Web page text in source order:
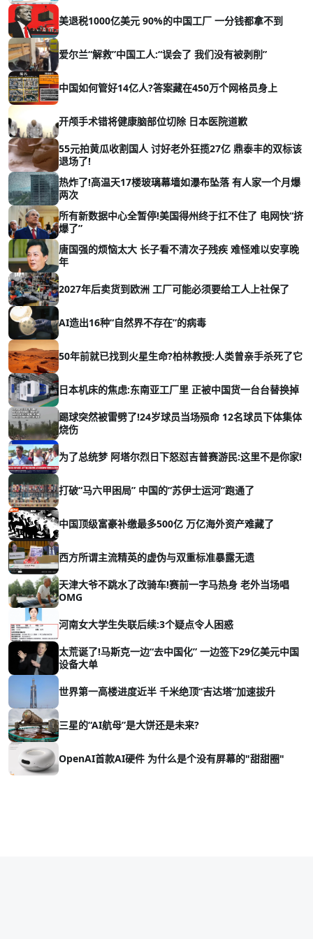
美退税1000亿美元 90%的中国工厂 一分钱都拿不到
爱尔兰“解救”中国工人:“误会了 我们没有被剥削”
中国如何管好14亿人?答案藏在450万个网格员身上
开颅手术错将健康脑部位切除 日本医院道歉
55元拍黄瓜收割国人 讨好老外狂揽27亿 鼎泰丰的双标该
退场了!
热炸了!高温天17楼玻璃幕墙如瀑布坠落 有人家一个月爆
两次
所有新数据中心全暂停!美国得州终于扛不住了 电网快“挤
爆了”
唐国强的烦恼太大 长子看不清次子残疾 难怪难以安享晚
年
2027年后卖货到欧洲 工厂可能必须要给工人上社保了
AI造出16种“自然界不存在”的病毒
50年前就已找到火星生命?柏林教授:人类曾亲手杀死了它
日本机床的焦虑:东南亚工厂里 正被中国货一台台替换掉
踢球突然被雷劈了!24岁球员当场殒命 12名球员下体集体
烧伤
为了总统梦 阿塔尔烈日下怒怼吉普赛游民:这里不是你家!
打破“马六甲困局” 中国的“苏伊士运河”跑通了
中国顶级富豪补缴最多500亿 万亿海外资产难藏了
西方所谓主流精英的虚伪与双重标准暴露无遗
天津大爷不跳水了改骑车!赛前一字马热身 老外当场唱
OMG
河南女大学生失联后续:3个疑点令人困惑
太荒诞了!马斯克一边“去中国化” 一边签下29亿美元中国
设备大单
世界第一高楼进度近半 千米绝顶“吉达塔”加速拔升
三星的“AI航母”是大饼还是未来?
OpenAI首款AI硬件 为什么是个没有屏幕的"甜甜圈"